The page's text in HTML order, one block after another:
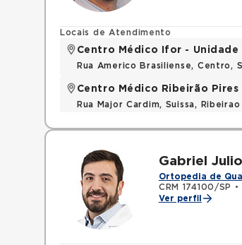
Locais de Atendimento
Centro Médico Ifor - Unidade
Rua Americo Brasiliense, Centro,
Centro Médico Ribeirão
Rua Major Cardim, Suissa,
Gabriel
Ortopedia de
CRM 174100/SP
•
Ver perfil